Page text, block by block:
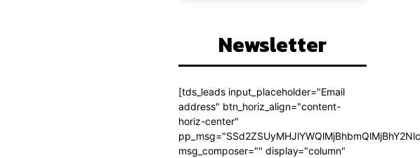
Newsletter
[tds_leads input_placeholder="Email
address" btn_horiz_align="content-
horiz-center"
msg_composer="" display="column"